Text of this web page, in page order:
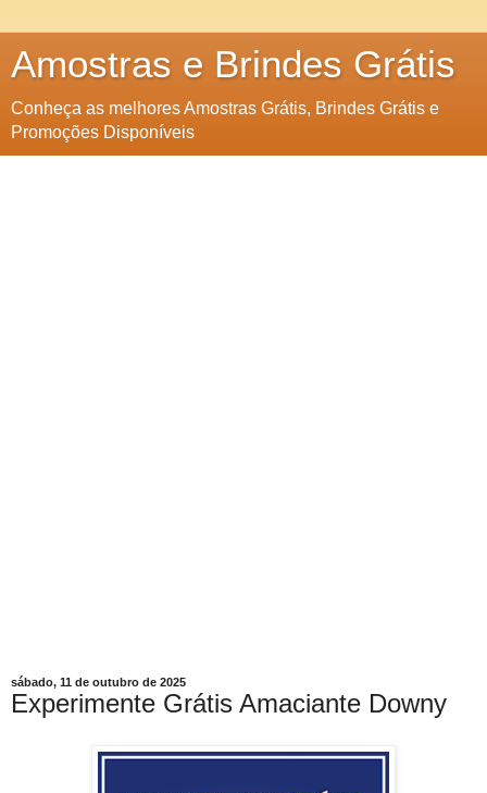
Amostras e Brindes Grátis
Conheça as melhores Amostras Grátis, Brindes Grátis e
Promoções Disponíveis
sábado, 11 de outubro de 2025
Experimente Grátis Amaciante Downy